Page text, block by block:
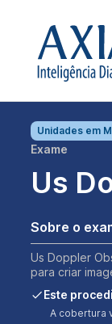
Unidades em
Exame
Us
Sobre o
Us Doppler
para criar
Este
A cobertura